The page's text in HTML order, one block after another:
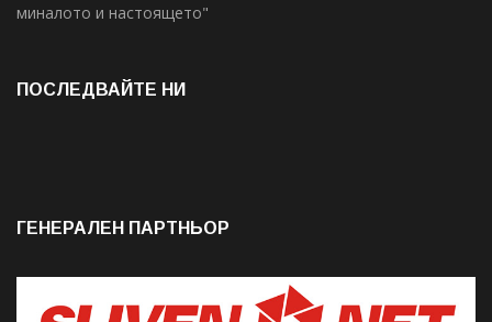
миналото и настоящето"
ПОСЛЕДВАЙТЕ НИ
ГЕНЕРАЛЕН ПАРТНЬОР